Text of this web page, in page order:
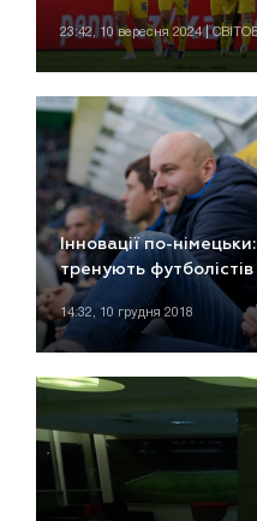
23:42, 10 вересня 2024 |
Інновації по-
тренують футболістів
14:32, 10 грудня 2018